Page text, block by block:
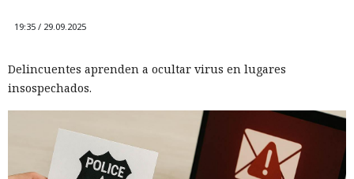
19:35 / 29.09.2025
Delincuentes aprenden a ocultar virus en lugares
insospechados.